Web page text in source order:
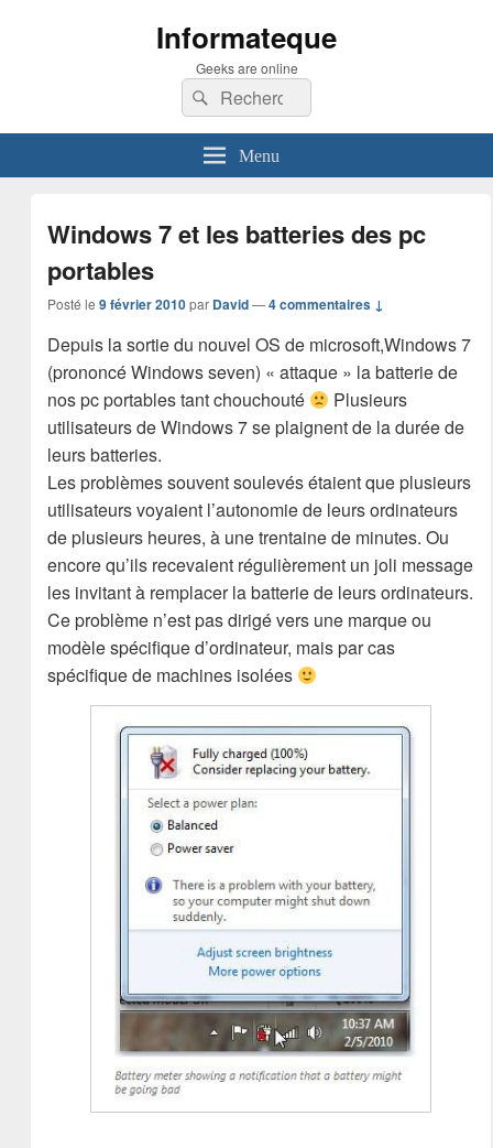
Informateque
Geeks are online
Recherche :
Rechercher
Menu
Windows 7 et les batteries des pc
portables
Posté le 9 février 2010 par David —4 commentaires ↓
Depuis la sortie du nouvel OS de microsoft,Windows 7
(prononcé Windows seven) « attaque » la batterie de
nos pc portables tant chouchouté
Plusieurs
utilisateurs de Windows 7 se plaignent de la durée de
leurs batteries.
Les problèmes souvent soulevés étaient que plusieurs
utilisateurs voyaient l’autonomie de leurs ordinateurs
de plusieurs heures, à une trentaine de minutes. Ou
encore qu’ils recevaient régulièrement un joli message
les invitant à remplacer la batterie de leurs ordinateurs.
Ce problème n’est pas dirigé vers une marque ou
modèle spécifique d’ordinateur, mais par cas
spécifique de machines isolées